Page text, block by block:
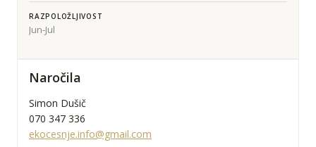
RAZPOLOŽLJIVOST
Jun-Jul
Naročila
Simon Dušič
070 347 336
ekocesnje.info@gmail.com